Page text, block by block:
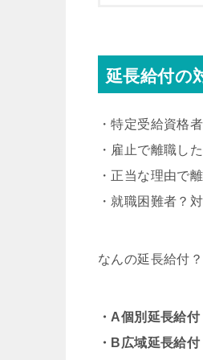
延長給付の
・特定受給資格
・雇止で離職し
・正当な理由で
・就職困難者？
なんの延長給付？
・A個別延長給付
・B広域延長給付